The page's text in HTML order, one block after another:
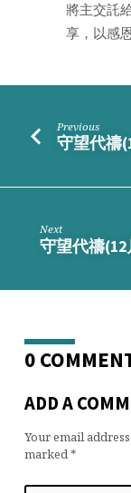
將主交託
享，以感
Previous
守望代禱
Next
守望代禱(12
0
ADD A
Your email
marked*